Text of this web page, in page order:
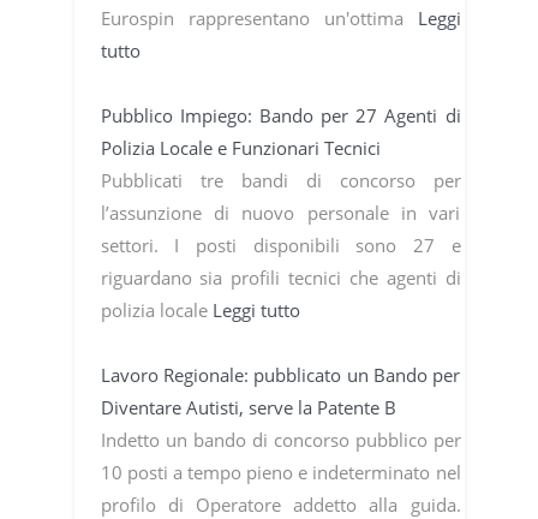
Eurospin rappresentano un'ottima Leggi
tutto
Pubblico Impiego: Bando per 27 Agenti di
Polizia Locale e Funzionari Tecnici
Pubblicati tre bandi di concorso per
l’assunzione di nuovo personale in vari
settori. I posti disponibili sono 27 e
riguardano sia profili tecnici che agenti di
polizia locale Leggi tutto
Lavoro Regionale: pubblicato un Bando per
Diventare Autisti, serve la Patente B
Indetto un bando di concorso pubblico per
10 posti a tempo pieno e indeterminato nel
profilo di Operatore addetto alla guida.